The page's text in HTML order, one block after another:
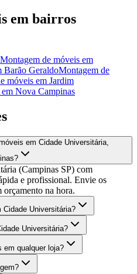
em bairros
Montagem de móveis em
Barão GeraldoMontagem de
móveis em Jardim
em Nova Campinas
em Cidade Universitária,
(Campinas SP) com
e profissional. Envie os
na hora.
Cidade Universitária?
Universitária?
em qualquer loja?